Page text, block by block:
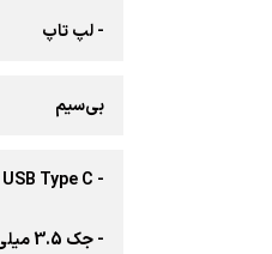
- لپ تاپ
بی‌سیم
- USB Type C
- جک 3.5 میلی متری